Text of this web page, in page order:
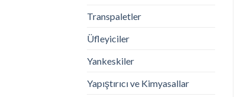
Transpaletler
Üfleyiciler
Yankeskiler
Yapıştırıcı ve Kimyasallar